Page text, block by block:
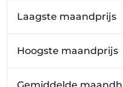
Laagste maandprijs
Hoogste maandprijs